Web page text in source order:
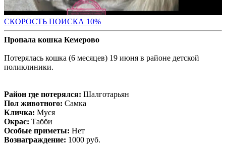
СКОРОСТЬ ПОИСКА 10%
Пропала кошка Кемерово
Потерялась кошка (6 месяцев) 19 июня в районе детской
поликлиники.
Район где потерялся: Шалготарьян
Пол животного: Самка
Кличка: Муся
Окрас: Табби
Особые приметы: Нет
Вознаграждение: 1000 руб.